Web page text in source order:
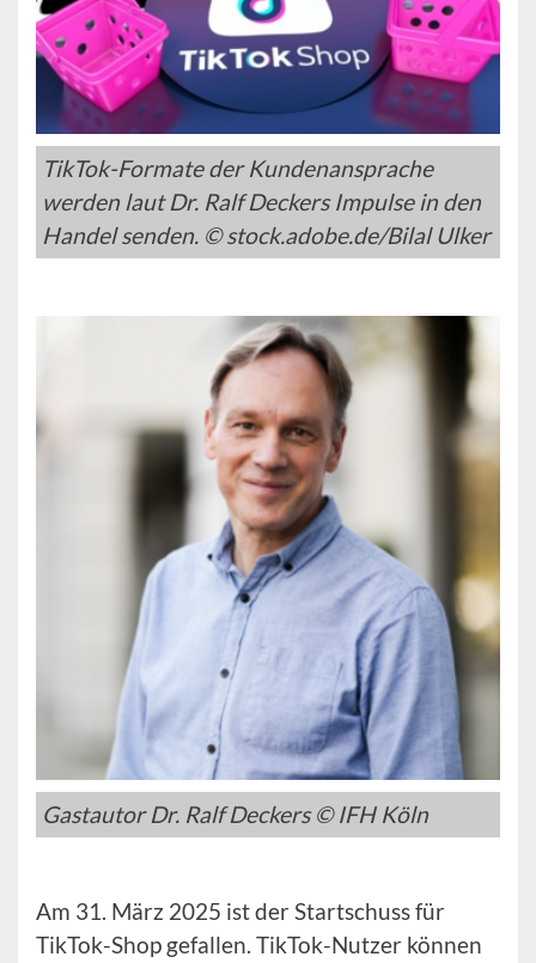
TikTok-Formate der Kundenansprache
werden laut Dr. Ralf Deckers Impulse in den
Handel senden. © stock.adobe.de/Bilal Ulker
Gastautor Dr. Ralf Deckers © IFH Köln
Am 31. März 2025 ist der Startschuss für
TikTok-Shop gefallen. TikTok-Nutzer können